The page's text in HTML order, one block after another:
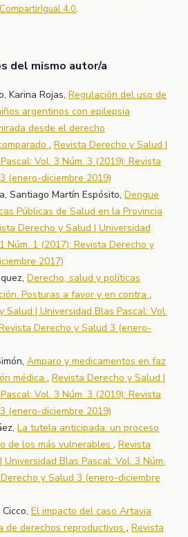
4.0.
del mismo autor/a
Karina Rojas, Regulación del uso de
argentinos con epilepsia
desde el derecho
, Revista Derecho y Salud |
Vol. 3 Núm. 3 (2019): Revista
(enero-diciembre 2019)
Santiago Martín Espósito, Dengue
Públicas de Salud en la Provincia
Derecho y Salud | Universidad
Núm. 1 (2017): Revista Derecho y
2017)
Derecho, salud y políticas
Posturas a favor y en contra ,
Salud | Universidad Blas Pascal: Vol.
Derecho y Salud 3 (enero-
Amparo y medicamentos en faz
médica , Revista Derecho y Salud |
Vol. 3 Núm. 3 (2019): Revista
(enero-diciembre 2019)
La tutela anticipada: un proceso
de los más vulnerables , Revista
Blas Pascal: Vol. 3 Núm.
y Salud 3 (enero-diciembre
El impacto del caso Artavia
de derechos reproductivos , Revista